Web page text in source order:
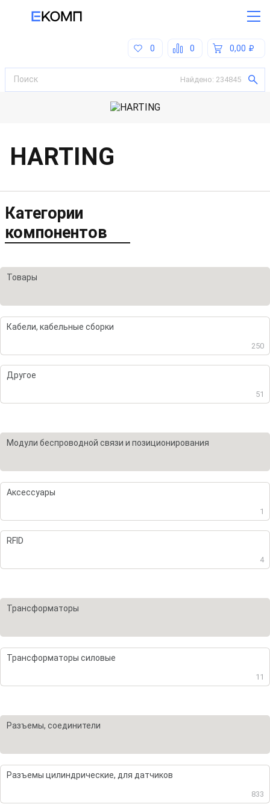
0,00
0
0
Найдено: 234845
HARTING
Категории
компонентов
Товары
Кабели, кабельные сборки
250
Другое
51
Модули беспроводной связи и позиционирования
Аксессуары
1
RFID
4
Трансформаторы
Трансформаторы силовые
11
Разъемы, соединители
Разъемы цилиндрические, для датчиков
833